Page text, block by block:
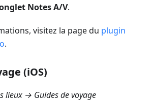
Notes A/V.
visitez la page du plugin
.
(iOS)
lieux → Guides de voyage